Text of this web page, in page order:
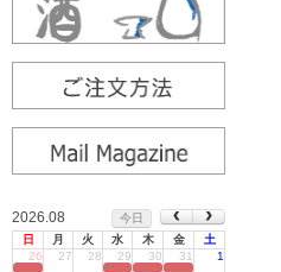
2026.08
今日
日
月 火 水 木 金
土
26
27 28 29 30 31 1